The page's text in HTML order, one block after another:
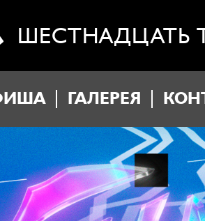
ШЕСТНАДЦАТЬ
ГАЛЕРЕЯ